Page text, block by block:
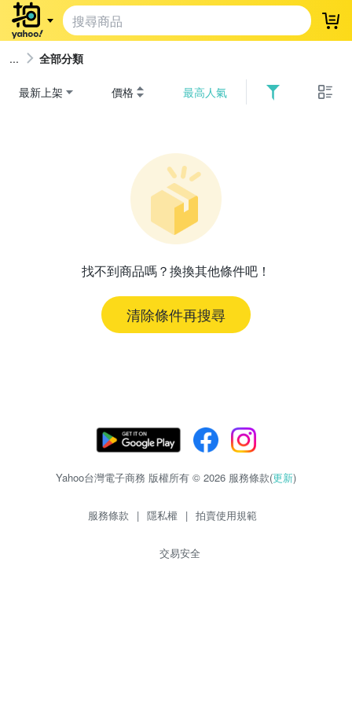
登
全部分類
最新上架 價格 最高人氣
找不到商品嗎？換換其他條件吧！
清除條件再搜尋
Yahoo台灣電子商務 版權所有 © 2026 服務條款(更新)
服務條款 | 隱私權 | 拍賣使用規範
交易安全